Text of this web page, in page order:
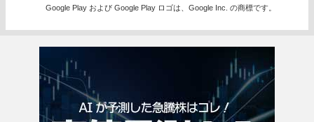
Google Play および Google Play ロゴは、Google Inc. の商標です。